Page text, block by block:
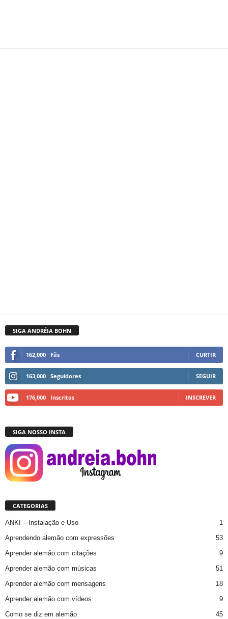
SIGA ANDRÉIA BOHN
162,000 Fãs CURTIR
163,000 Seguidores SEGUIR
176,000 Inscritos INSCREVER
SIGA NOSSO INSTA
CATEGORIAS
ANKI – Instalação e Uso
1
Aprendendo alemão com expressões
53
Aprender alemão com citações
9
Aprender alemão com músicas
51
Aprender alemão com mensagens
18
Aprender alemão com vídeos
9
Como se diz em alemão
45